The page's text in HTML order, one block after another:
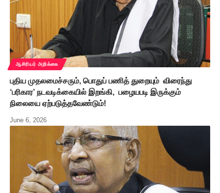
ஆசிரியர் அறிக்கை
புதிய முதலமைச்சரும், பொதுப் பணித் துறையும் விரைந்து
‘பரிகார’ நடவடிக்கையில் இறங்கி, பழையபடி இருக்கும்
நிலையை ஏற்படுத்தவேண்டும்!
June 6, 2026